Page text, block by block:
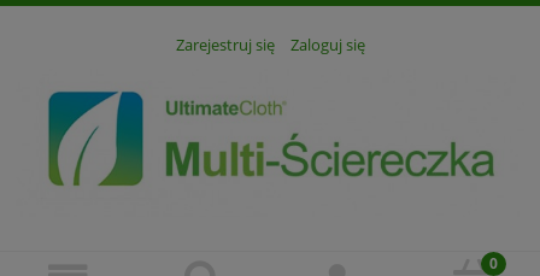
Zarejestruj się Zaloguj się